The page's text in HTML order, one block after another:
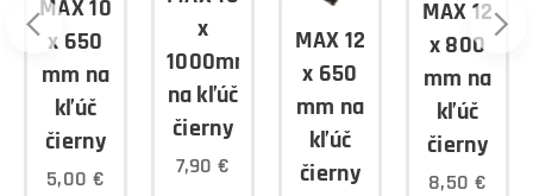
MAX 10
x 650
mm na
kľúč
čierny
5,00 €
x
1000mm
na kľúč
čierny
7,90 €
MAX 12
x 650
mm na
kľúč
čierny
MAX 12
x 800
mm na
kľúč
čierny
8,50 €